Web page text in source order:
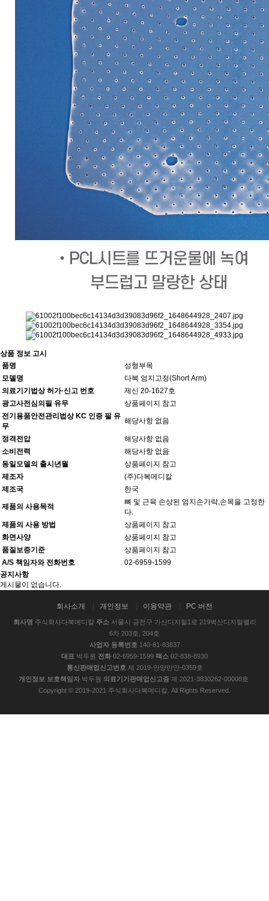
상품 정보 고시
품명
성형부목
모델명
다복 엄지고정(Short Arm)
의료기기법상 허가·신고 번호
제신 20-1627호
광고사전심의필 유무
상품페이지 참고
전기용품안전관리법상 KC 인증 필 유
무
해당사항 없음
정격전압
해당사항 없음
소비전력
해당사항 없음
동일모델의 출시년월
상품페이지 참고
제조자
(주)다복메디칼
제조국
한국
제품의 사용목적
뼈 및 근육 손상된 엄지손가락,손목을 고정한
다.
제품의 사용 방법
상품페이지 참고
화면사양
상품페이지 참고
품질보증기준
상품페이지 참고
A/S 책임자와 전화번호
02-6959-1599
공지사항
게시물이 없습니다.
회사소개 개인정보 이용약관 PC 버전
회사명 주식회사다복메디칼 주소서울시 금천구 가산디지털1로 219벽산디지털밸리
6차 203호, 204호
사업자 등록번호 140-81-83837
대표 박두원 전화 02-6959-1599 팩스 02-838-8930
통신판매업신고번호 제 2019-안양만안-0359호
개인정보 보호책임자 박두원 의료기기판매업신고증 제 2021-3830262-00008호
Copyright © 2019-2021 주식회사다복메디칼. All Rights Reserved.